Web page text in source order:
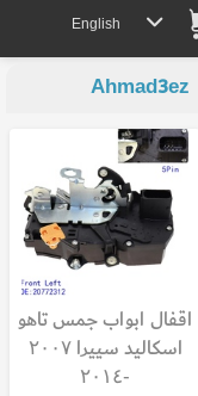
English
Ahmad3ez
اقفال ابواب جمس تاهو
اسكاليد سييرا ٢٠٠٧
-٢٠١٤